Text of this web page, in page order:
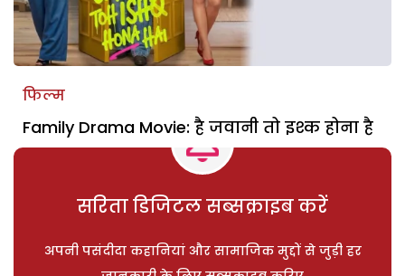
फिल्म
Family Drama Movie: है जवानी तो इश्क होना है
सरिता डिजिटल सब्सक्राइब करें
अपनी पसंदीदा कहानियां और सामाजिक मुद्दों से जुड़ी हर